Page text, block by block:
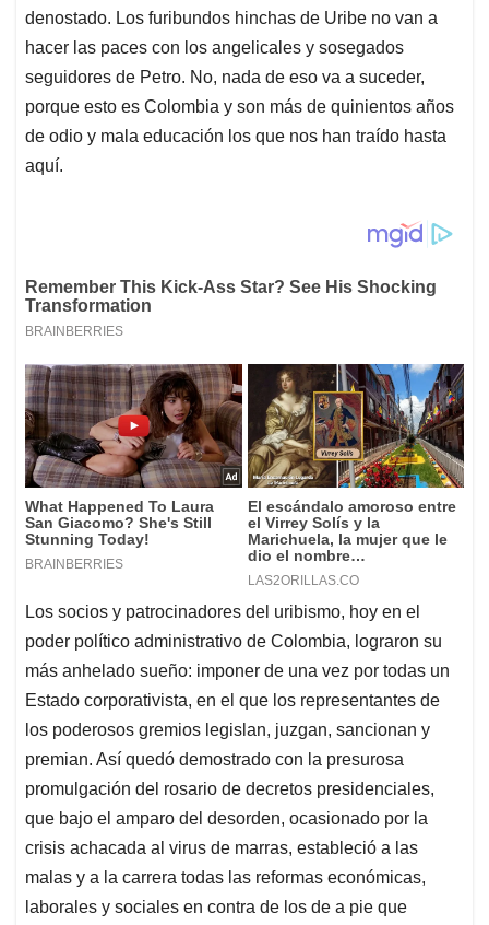
denostado. Los furibundos hinchas de Uribe no van a
hacer las paces con los angelicales y sosegados
seguidores de Petro. No, nada de eso va a suceder,
porque esto es Colombia y son más de quinientos años
de odio y mala educación los que nos han traído hasta
aquí.
Los socios y patrocinadores del uribismo, hoy en el
poder político administrativo de Colombia, lograron su
más anhelado sueño: imponer de una vez por todas un
Estado corporativista, en el que los representantes de
los poderosos gremios legislan, juzgan, sancionan y
premian. Así quedó demostrado con la presurosa
promulgación del rosario de decretos presidenciales,
que bajo el amparo del desorden, ocasionado por la
crisis achacada al virus de marras, estableció a las
malas y a la carrera todas las reformas económicas,
laborales y sociales en contra de los de a pie que